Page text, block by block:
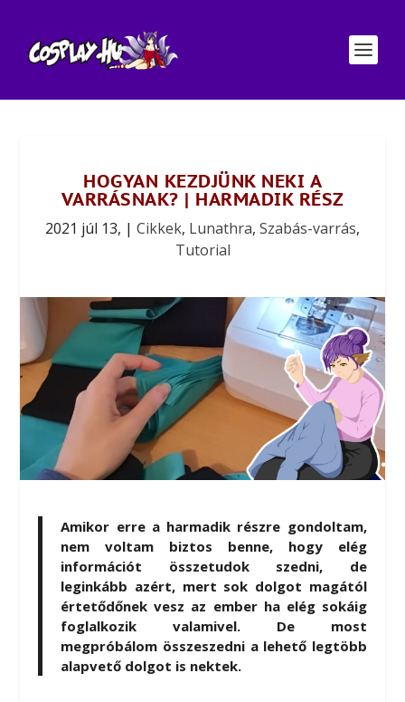
HOGYAN KEZDJÜNK NEKI A
VARRÁSNAK? | HARMADIK RÉSZ
2021 júl 13, | Cikkek, Lunathra, Szabás-varrás,
Tutorial
Amikor erre a harmadik részre gondoltam,
nem voltam biztos benne, hogy elég
információt összetudok szedni, de
leginkább azért, mert sok dolgot magától
értetődőnek vesz az ember ha elég sokáig
foglalkozik valamivel. De most
megpróbálom összeszedni a lehető legtöbb
alapvető dolgot is nektek.